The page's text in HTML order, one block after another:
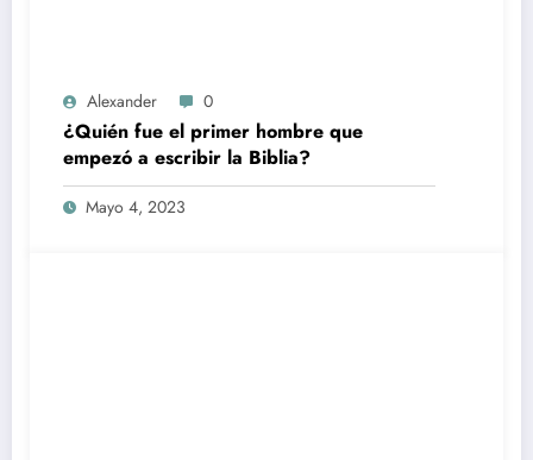
Alexander 0
¿Quién fue el primer hombre que
empezó a escribir la Biblia?
Mayo 4, 2023